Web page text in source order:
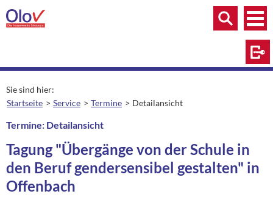
Zum Inhalt springen
Menü
Menü
Suche
Sie sind hier:
Startseite
Service Termine aktuelle Seite:
Detailansicht
Termine: Detailansicht
Tagung "Übergänge von der Schule in
den Beruf gendersensibel gestalten" in
Offenbach